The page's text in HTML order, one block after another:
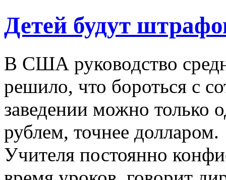
Детей будут
В США руководство
решило, что бороться с
заведении можно только
рублем, точнее долларом.
Учителя постоянно